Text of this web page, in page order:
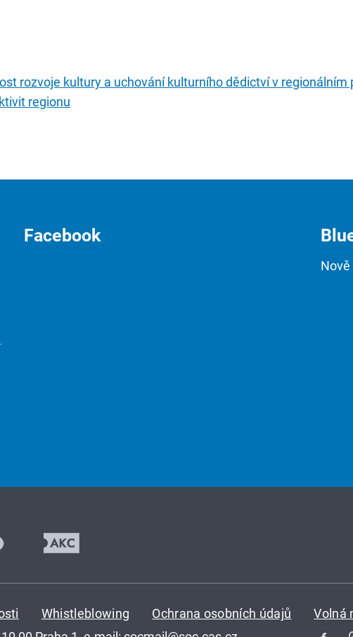
rozvoje kultury a uchování kulturního dědictví v regionálním
regionu
Facebook
Whistleblowing Ochrana osobních údajů Volná